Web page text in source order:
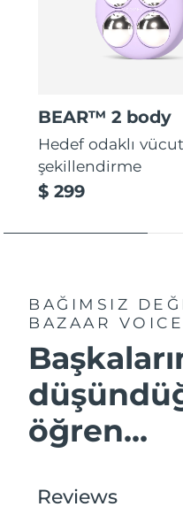
BEAR™ 2 body
Hedef odaklı vücut
şekillendirme
$ 299
BAĞIMSIZ
BAZAAR VOICE
öğren...